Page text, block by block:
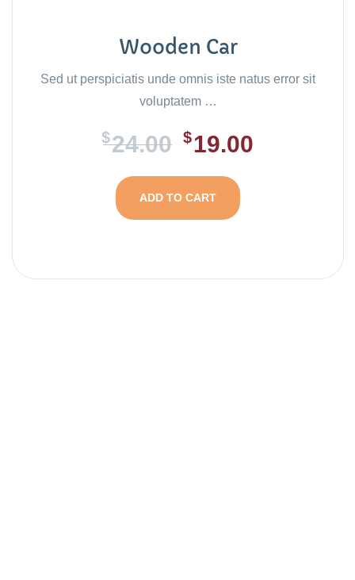
Wooden Car
Sed ut perspiciatis unde omnis iste natus error sit
voluptatem …
$24.00 $19.00
ADD TO CART